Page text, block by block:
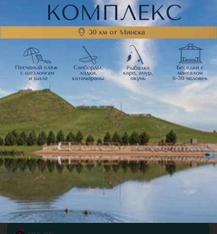
Поделитесь мнением
Рекомендую